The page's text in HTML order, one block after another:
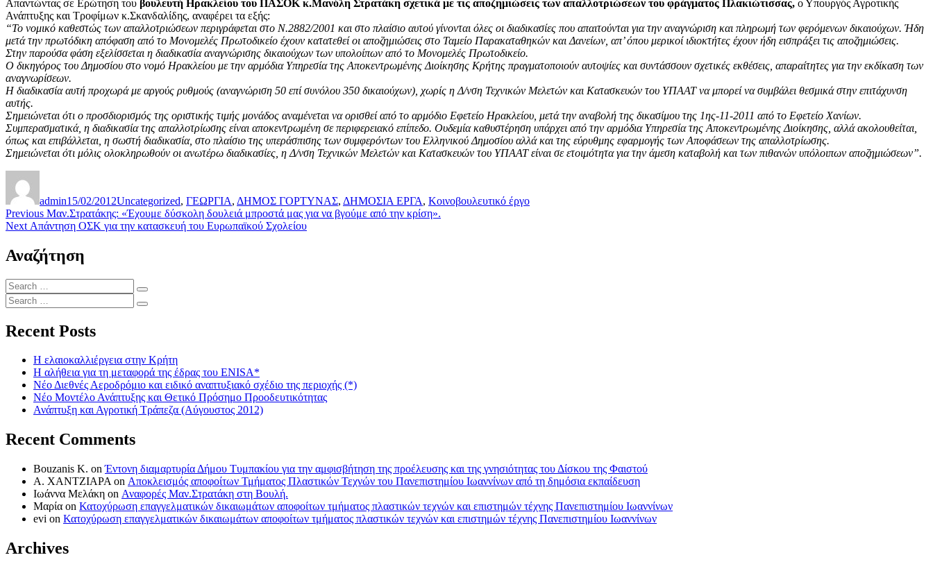
Απαντώντας σε Ερώτηση του βουλευτή Ηρακλείου του ΠΑΣΟΚ κ.Μανόλη Στρατάκη σχετικά με τις αποζημιώσεις των απαλλοτριώσεων του φράγματος Πλακιώτισσας, ο Υπουργός Αγροτικής
Ανάπτυξης και Τροφίμων κ.Σκανδαλίδης, αναφέρει τα εξής:
“Το νομικό καθεστώς των απαλλοτριώσεων περιγράφεται στο Ν.2882/2001 και στο πλαίσιο αυτού γίνονται όλες οι διαδικασίες που απαιτούνται για την αναγνώριση και πληρωμή των φερόμενων δικαιούχων. Ήδη
μετά την πρωτόδικη απόφαση από το Μονομελές Πρωτοδικείο έχουν κατατεθεί οι αποζημιώσεις στο Ταμείο Παρακαταθηκών και Δανείων, απ’ όπου μερικοί ιδιοκτήτες έχουν ήδη εισπράξει τις αποζημιώσεις.
Στην παρούσα φάση εξελίσσεται η διαδικασία αναγνώρισης δικαιούχων των υπολοίπων από το Μονομελές Πρωτοδικείο.
Ο δικηγόρος του Δημοσίου στο νομό Ηρακλείου με την αρμόδια Υπηρεσία της Αποκεντρωμένης Διοίκησης Κρήτης πραγματοποιούν αυτοψίες και συντάσσουν σχετικές εκθέσεις, απαραίτητες για την εκδίκαση των
αναγνωρίσεων.
Η διαδικασία αυτή προχωρά με αργούς ρυθμούς (αναγνώριση 50 επί συνόλου 350 δικαιούχων), χωρίς η Δ/νση Τεχνικών Μελετών και Κατασκευών του ΥΠΑΑΤ να μπορεί να συμβάλει θεσμικά στην επιτάχυνση
αυτής.
Σημειώνεται ότι ο προσδιορισμός της οριστικής τιμής μονάδος αναμένεται να ορισθεί από το αρμόδιο Εφετείο Ηρακλείου, μετά την αναβολή της δικασίμου της 1ης-11-2011 από το Εφετείο Χανίων.
Συμπερασματικά, η διαδικασία της απαλλοτρίωσης είναι αποκεντρωμένη σε περιφερειακό επίπεδο. Ουδεμία καθυστέρηση υπάρχει από την αρμόδια Υπηρεσία της Αποκεντρωμένης Διοίκησης, αλλά ακολουθείται,
όπως και επιβάλλεται, η σωστή διαδικασία, στο πλαίσιο της υπεράσπισης των συμφερόντων του Ελληνικού Δημοσίου αλλά και της εύρυθμης εφαρμογής των Αποφάσεων της απαλλοτρίωσης.
Σημειώνεται ότι μόλις ολοκληρωθούν οι ανωτέρω διαδικασίες, η Δ/νση Τεχνικών Μελετών και Κατασκευών του ΥΠΑΑΤ είναι σε ετοιμότητα για την άμεση καταβολή και των πιθανών υπόλοιπων αποζημιώσεων”.
admin15/02/2012Uncategorized, ΓΕΩΡΓΙΑ, ΔΗΜΟΣ ΓΟΡΤΥΝΑΣ, ΔΗΜΟΣΙΑ ΕΡΓΑ, Κοινοβουλευτικό έργο
Post
navigation
Previous Previous
post:
Μαν.Στρατάκης: «Έχουμε δύσκολη δουλειά μπροστά μας για να βγούμε από την κρίση».
Next Next
Απάντηση ΟΣΚ για την κατασκευή του Ευρωπαϊκού Σχολείου
Αναζήτηση
Search
for:
Search
Search
for:
Search
Recent Posts
Η ελαιοκαλλιέργεια στην Κρήτη
Η αλήθεια για τη μεταφορά της έδρας του ENISA*
Νέο Διεθνές Αεροδρόμιο και ειδικό αναπτυξιακό σχέδιο της περιοχής (*)
Νέο Μοντέλο Ανάπτυξης και Θετικό Πρόσημο Προοδευτικότητας
Ανάπτυξη και Αγροτική Τράπεζα (Αύγουστος 2012)
Recent Comments
Bouzanis K. onΈντονη διαμαρτυρία Δήμου Τυμπακίου για την αμφισβήτηση της προέλευσης και της γνησιότητας του Δίσκου της Φαιστού
Α. ΧΑΝΤΖΙΑΡΑ on Αποκλεισμός αποφοίτων Τμήματος Πλαστικών Τεχνών του Πανεπιστημίου Ιωαννίνων από τη δημόσια εκπαίδευση
Ιωάννα Μελάκη on Αναφορές Μαν.Στρατάκη στη Βουλή.
Μαρία on Κατοχύρωση επαγγελματικών δικαιωμάτων αποφοίτων τμήματος πλαστικών τεχνών και επιστημών τέχνης Πανεπιστημίου Ιωαννίνων
evi on Κατοχύρωση επαγγελματικών δικαιωμάτων αποφοίτων τμήματος πλαστικών τεχνών και επιστημών τέχνης Πανεπιστημίου Ιωαννίνων
Archives